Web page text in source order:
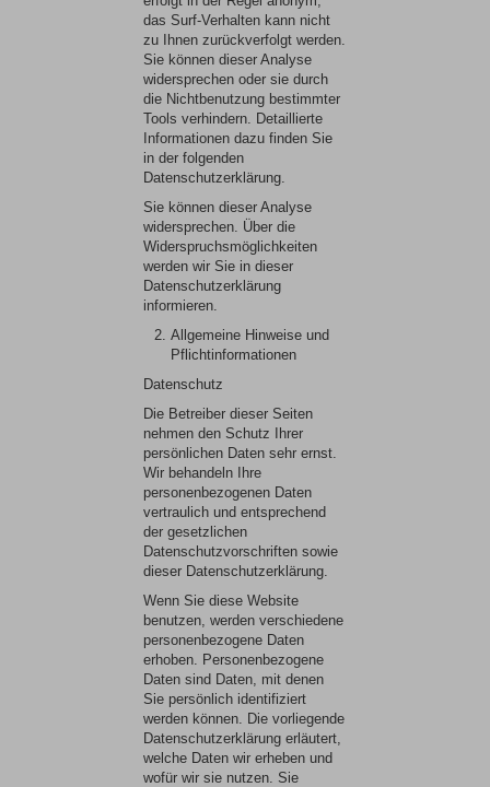
das Surf-Verhalten kann nicht
zu Ihnen zurückverfolgt werden.
Sie können dieser Analyse
widersprechen oder sie durch
die Nichtbenutzung bestimmter
Tools verhindern. Detaillierte
Informationen dazu finden Sie
in der folgenden
Datenschutzerklärung.
Sie können dieser Analyse
widersprechen. Über die
Widerspruchsmöglichkeiten
werden wir Sie in dieser
Datenschutzerklärung
informieren.
Allgemeine Hinweise und
Pflichtinformationen
Datenschutz
Die Betreiber dieser Seiten
nehmen den Schutz Ihrer
persönlichen Daten sehr ernst.
Wir behandeln Ihre
personenbezogenen Daten
vertraulich und entsprechend
der gesetzlichen
Datenschutzvorschriften sowie
dieser Datenschutzerklärung.
Wenn Sie diese Website
benutzen, werden verschiedene
personenbezogene Daten
erhoben. Personenbezogene
Daten sind Daten, mit denen
Sie persönlich identifiziert
werden können. Die vorliegende
Datenschutzerklärung erläutert,
welche Daten wir erheben und
wofür wir sie nutzen. Sie